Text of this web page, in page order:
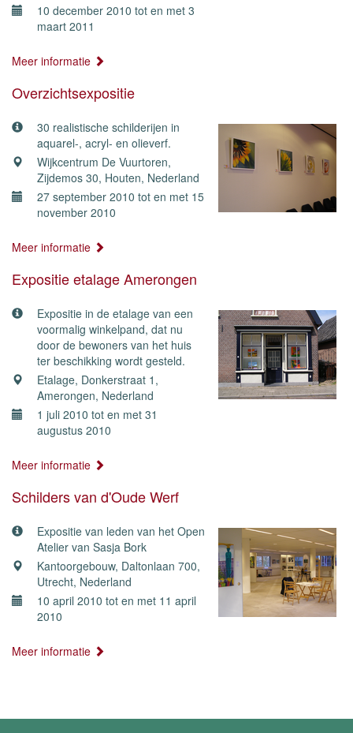
10 december 2010 tot en met 3
maart 2011
Meer informatie
Overzichtsexpositie
30 realistische schilderijen in
aquarel-, acryl- en olieverf.
Wijkcentrum De Vuurtoren,
Zijdemos 30, Houten, Nederland
27 september 2010 tot en met 15
november 2010
Meer informatie
Expositie etalage Amerongen
Expositie in de etalage van een
voormalig winkelpand, dat nu
door de bewoners van het huis
ter beschikking wordt gesteld.
Etalage, Donkerstraat 1,
Amerongen, Nederland
1 juli 2010 tot en met 31
augustus 2010
Meer informatie
Schilders van d'Oude Werf
Expositie van leden van het Open
Atelier van Sasja Bork
Kantoorgebouw, Daltonlaan 700,
Utrecht, Nederland
10 april 2010 tot en met 11 april
2010
Meer informatie